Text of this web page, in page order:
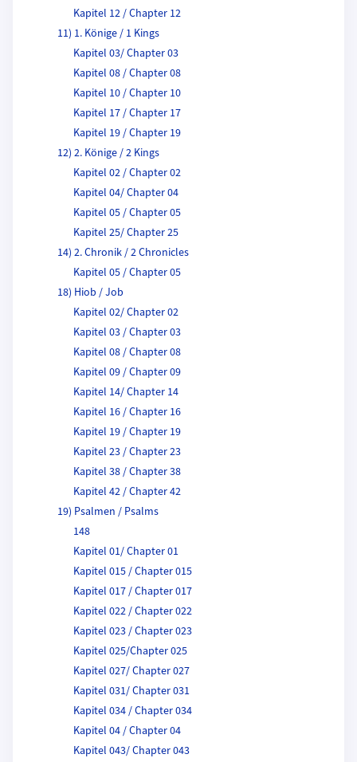
Kapitel 12 / Chapter 12
11) 1. Könige / 1 Kings
Kapitel 03/ Chapter 03
Kapitel 08 / Chapter 08
Kapitel 10 / Chapter 10
Kapitel 17 / Chapter 17
Kapitel 19 / Chapter 19
12) 2. Könige / 2 Kings
Kapitel 02 / Chapter 02
Kapitel 04/ Chapter 04
Kapitel 05 / Chapter 05
Kapitel 25/ Chapter 25
14) 2. Chronik / 2 Chronicles
Kapitel 05 / Chapter 05
18) Hiob / Job
Kapitel 02/ Chapter 02
Kapitel 03 / Chapter 03
Kapitel 08 / Chapter 08
Kapitel 09 / Chapter 09
Kapitel 14/ Chapter 14
Kapitel 16 / Chapter 16
Kapitel 19 / Chapter 19
Kapitel 23 / Chapter 23
Kapitel 38 / Chapter 38
Kapitel 42 / Chapter 42
19) Psalmen / Psalms
148
Kapitel 01/ Chapter 01
Kapitel 015 / Chapter 015
Kapitel 017 / Chapter 017
Kapitel 022 / Chapter 022
Kapitel 023 / Chapter 023
Kapitel 025/Chapter 025
Kapitel 027/ Chapter 027
Kapitel 031/ Chapter 031
Kapitel 034 / Chapter 034
Kapitel 04 / Chapter 04
Kapitel 043/ Chapter 043